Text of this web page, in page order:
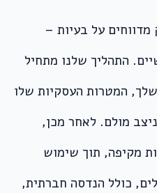
מדווחים על בעיות –
התהליך שלנו מתחיל
המטרות העסקיות שלו
מולם. לאחר מכן,
מקיפה, תוך שימוש
כולל הנדסה חברתית,